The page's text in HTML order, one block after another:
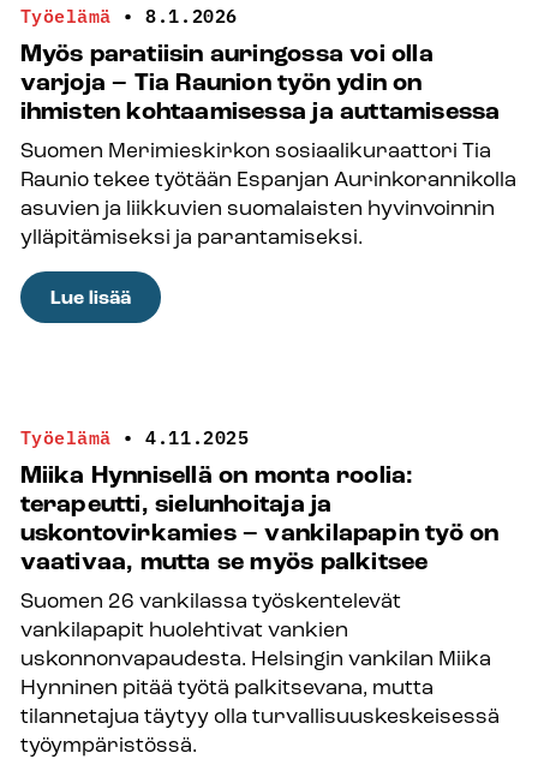
Vaismaa:
Huumori
on
hyvä
bonus
kirkon
työntekijälle
Työelämä • 8.1.2026
Myös paratiisin auringossa voi olla
varjoja – Tia Raunion työn ydin on
ihmisten kohtaamisessa ja auttamisessa
Suomen Merimieskirkon sosiaalikuraattori Tia
Raunio tekee työtään Espanjan Aurinkorannikolla
asuvien ja liikkuvien suomalaisten hyvinvoinnin
ylläpitämiseksi ja parantamiseksi.
Lue lisää:
Myös
olla
varjoja
–
Tia
Raunion
työn
ydin
on
ihmisten
kohtaamisessa
Työelämä • 4.11.2025
Miika Hynnisellä on monta roolia:
terapeutti, sielunhoitaja ja
uskontovirkamies – vankilapapin työ on
vaativaa, mutta se myös palkitsee
Suomen 26 vankilassa työskentelevät
vankilapapit huolehtivat vankien
uskonnonvapaudesta. Helsingin vankilan Miika
Hynninen pitää työtä palkitsevana, mutta
tilannetajua täytyy olla turvallisuuskeskeisessä
työympäristössä.